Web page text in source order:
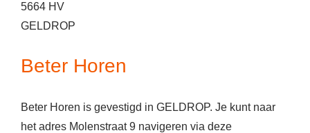
5664 HV
GELDROP
Beter Horen
Beter Horen is gevestigd in GELDROP. Je kunt naar
het adres Molenstraat 9 navigeren via deze